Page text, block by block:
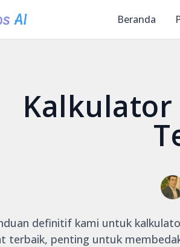
Beranda
Kalkulator
definitif kami untuk
terbaik, penting untuk